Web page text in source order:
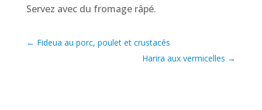
Servez avec du fromage râpé.
← Fideua au porc, poulet et crustacés
Harira aux vermicelles →